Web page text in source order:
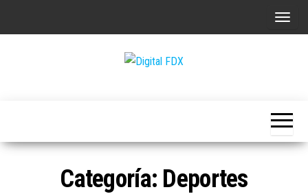
A
n
a
Categoría: Deportes